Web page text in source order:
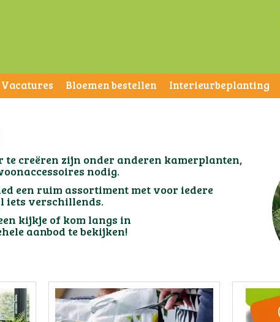
Vacatures Bloemen bestellen Interieurbeplanting
te creëren zijn onder anderen kamerplanten,
nodig.
bied een ruim assortiment met voor iedere
verschillends.
alvast een kijkje of kom langs in
aanbod te bekijken!